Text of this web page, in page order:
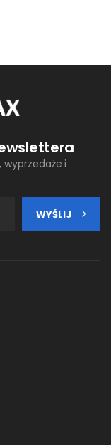
i
WYŚLIJ